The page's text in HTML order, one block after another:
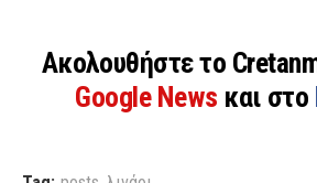
Ακολουθήστε το
Google News και στο